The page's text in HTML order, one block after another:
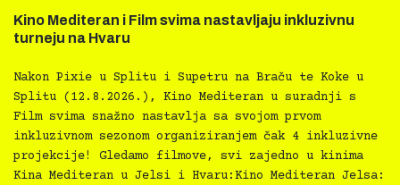
Kino Mediteran i Film svima nastavljaju inkluzivnu
turneju na Hvaru
Nakon Pixie u Splitu i Supetru na Braču te Koke u
Splitu (12.8.2026.), Kino Mediteran u suradnji s
Film svima snažno nastavlja sa svojom prvom
inkluzivnom sezonom organiziranjem čak 4 inkluzivne
projekcije! Gledamo filmove, svi zajedno u kinima
Kina Mediteran u Jelsi i Hvaru:Kino Mediteran Jelsa: